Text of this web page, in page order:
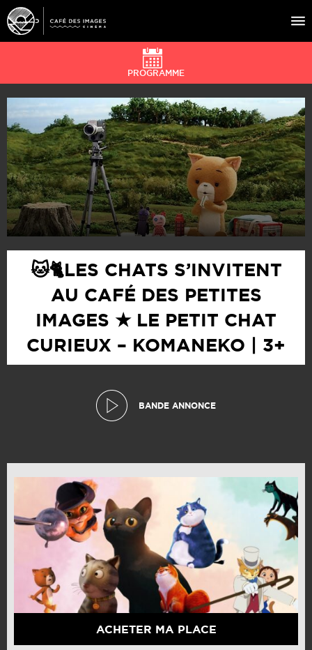
À L’AFFICHE
ÉVÉNEMENTS
CAFÉ DU CINÉ
PRATIQUE
ÉDUCATION AUX IMAGES
PROGRAMME
🐱🐈LES CHATS S’INVITENT
AU CAFÉ DES PETITES
IMAGES ★ LE PETIT CHAT
CURIEUX – KOMANEKO | 3+
BANDE ANNONCE
ACHETER MA PLACE